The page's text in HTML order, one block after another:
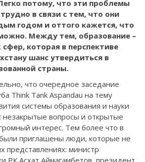
потому, что эти проблемы
в связи с тем, что они
годом и оттого кажется, что
Между тем, образование –
которая в перспективе
шанс утвердиться в
страны.
что очередное заседание
Think Tank Aspandau на тему
системы образования и науки
вопросы и открытые
интерес. Тем более что в
были приглашены люди, которые не
представлениях: министр
РК Асхат Аймагамбетов, президент